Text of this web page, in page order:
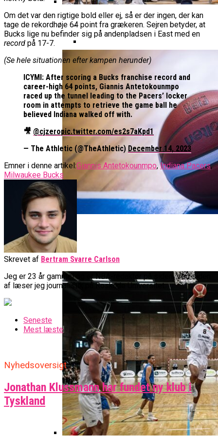
Bakken Bears Åbner FIBA Europe
Cup Med Smalt Nederlag
Imponerede Stort I Debut I Youth
Champions League
Bakken Bears Skuffede Og
Misser Champions League-
Gruppespil
Basketball Champions League
Danske Tobias Jensen Fik
Spilletid I Testkamp Mod
Portland Trail Blazers
Danske Tobias Jensen Skal Møde
Portland Trail Blazers I NBA-
Kamp
Vanvittigt Overtidsdrama Mod
USA
Basketball-OL 2024: Se
Grupperne Og Sæt Krydser I Din
Kalender
Medie: Lebron James Vil Stå I
Spidsen For USA Ved OL 2024
Ekstra Bladet Har Købt Rettighederne
Til Basketligaen
Spændende U15-Trup Til Jr. NBA
Europe Tournament Til Sommer
Om det var den rigtige bold eller ej, så er der ingen, der kan
tage de rekordhøje 64 point fra grækeren. Sejren betyder, at
Bucks lige nu befinder sig på andenpladsen i East med en
record på 17-7.
(Se hele situationen efter kampen herunder)
ICYMI: After scoring a Bucks franchise record and
career-high 64 points, Giannis Antetokounmpo
raced up the tunnel leading to the Pacers’ locker
room in attempts to retrieve the game ball he
believed Indiana walked off with.
🎥 @cjzeropic.twitter.com/es2s7aKpd1
— The Athletic (@TheAthletic) December 14, 2023
Emner i denne artikel:Giannis Antetokounmpo,Indiana Pacers,
Milwaukee Bucks
Skrevet af Bertram Svarre Carlson
Jeg er 23 år gammel og er NBA-redaktør på siden. Ved siden
af læser jeg journalistik på Roskilde Universitet.
Seneste
Mest læste
Nyhedsoversigt
Jonathan Klussmann har fundet ny klub i
Tyskland